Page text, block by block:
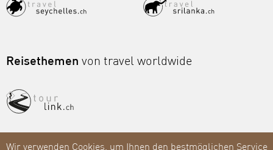
Reisethemen von travel worldwide
Wir verwenden Cookies, um Ihnen den bestmöglichen Service